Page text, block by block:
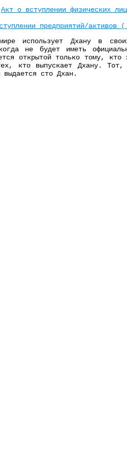
Акт о вступлении физических
предприятий/активов
использует Дхану в
не будет иметь
открытой только тому,
кто выпускает Дхану.
выдается сто Дхан.